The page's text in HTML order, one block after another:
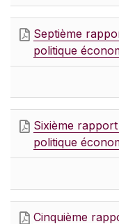
Septième
politique
Sixième
politique
Cinquième